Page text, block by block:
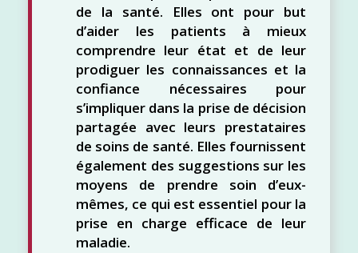
de la santé. Elles ont pour but
d’aider les patients à mieux
comprendre leur état et de leur
prodiguer les connaissances et la
confiance nécessaires pour
s’impliquer dans la prise de décision
partagée avec leurs prestataires
de soins de santé. Elles fournissent
également des suggestions sur les
moyens de prendre soin d’eux-
mêmes, ce qui est essentiel pour la
prise en charge efficace de leur
maladie.